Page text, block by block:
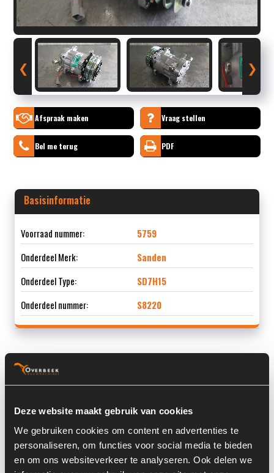
Deze website maakt gebruik van cookies
We gebruiken cookies om content en advertenties te
personaliseren, om functies voor social media te bieden
en om ons websiteverkeer te analyseren. Ook delen we
❮ ❯
Afspraak maken Vraag stellen
Bel me terug PDF
Basisinformatie
Voorraad nummer:
5759
Onderdeel Merk:
Sanden
Onderdeel Type:
SD7H15
Onderdeel nummer:
S8220
Informatie
Bouwjaar:
Locatie:
4A9P
2994108680